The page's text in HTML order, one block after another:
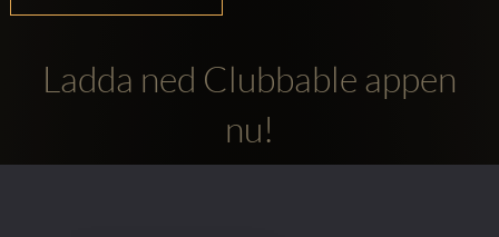
Ladda ned Clubbable appen
nu!